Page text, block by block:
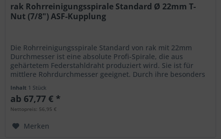
rak Rohrreinigungsspirale Standard Ø 22mm T-
Nut (7/8") ASF-Kupplung
Die Rohrreinigungsspirale Standard von rak mit 22mm
Durchmesser ist eine absolute Profi-Spirale, die aus
gehärtetem Federstahldraht produziert wird. Sie ist für
mittlere Rohrdurchmesser geeignet. Durch ihre besonders
Inhalt 1 Stück
ab 67,77 € *
Nettopreis: 56,95 €
Merken